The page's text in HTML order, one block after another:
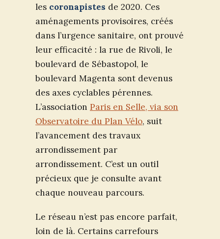
les coronapistes de 2020. Ces
aménagements provisoires, créés
dans l’urgence sanitaire, ont prouvé
leur efficacité : la rue de Rivoli, le
boulevard de Sébastopol, le
boulevard Magenta sont devenus
des axes cyclables pérennes.
L’association Paris en Selle, via son
Observatoire du Plan Vélo, suit
l’avancement des travaux
arrondissement par
arrondissement. C’est un outil
précieux que je consulte avant
chaque nouveau parcours.
Le réseau n’est pas encore parfait,
loin de là. Certains carrefours